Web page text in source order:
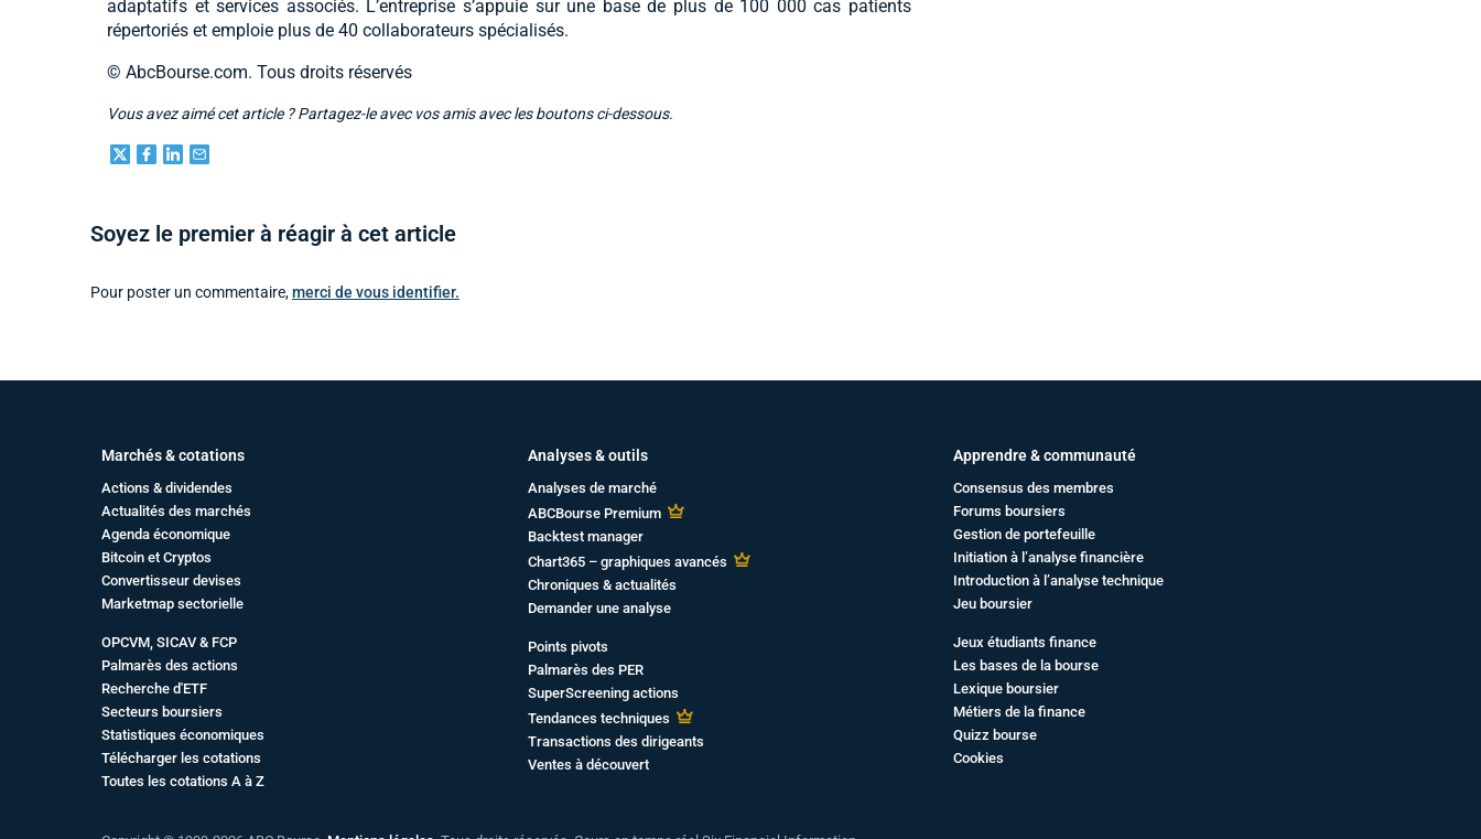
adaptatifs et services associés. L’entreprise s’appuie sur une base de plus de 100 000 cas patients
répertoriés et emploie plus de 40 collaborateurs spécialisés.
© AbcBourse.com. Tous droits réservés
Vous avez aimé cet article ? Partagez-le avec vos amis avec les boutons ci-dessous.
Soyez le premier à réagir à cet article
Pour poster un commentaire,merci de vous identifier.
Marchés & cotations
Actions & dividendes
Actualités des marchés
Agenda économique
Bitcoin et Cryptos
Convertisseur devises
Marketmap sectorielle
OPCVM, SICAV & FCP
Palmarès des actions
Recherche d'ETF
Secteurs boursiers
Statistiques économiques
Télécharger les cotations
Toutes les cotations A à Z
Analyses & outils
Analyses de marché
ABCBourse Premium
Backtest manager
Chart365 – graphiques avancés
Chroniques & actualités
Demander une analyse
Points pivots
Palmarès des PER
SuperScreening actions
Tendances techniques
Transactions des dirigeants
Ventes à découvert
Apprendre & communauté
Consensus des membres
Forums boursiers
Gestion de portefeuille
Initiation à l’analyse financière
Introduction à l’analyse technique
Jeu boursier
Jeux étudiants finance
Les bases de la bourse
Lexique boursier
Métiers de la finance
Quizz bourse
Cookies